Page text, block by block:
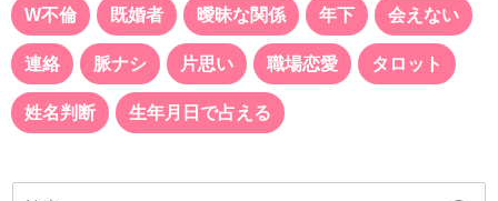
W不倫 既婚者 曖昧な関係 年下 会えない
連絡 脈ナシ 片思い 職場恋愛 タロット
姓名判断 生年月日で占える